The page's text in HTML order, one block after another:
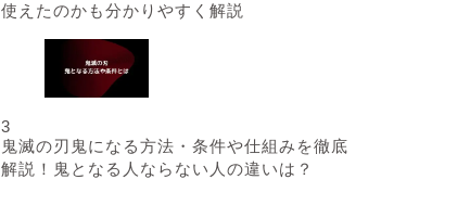
使えたのかも分かりやすく解説
3
鬼滅の刃鬼になる方法・条件や仕組みを徹底
解説！鬼となる人ならない人の違いは？